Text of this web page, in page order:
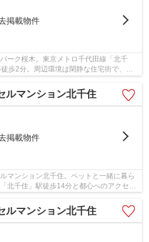
掲載物件
ーク桜木。東京メトロ千代田線「北千
歩2分。周辺環境は閑静な住宅街で、近
するディスカウント...
ルマンション北千住
掲載物件
マンション北千住。ペットと一緒に暮ら
北千住」駅徒歩14分と都心へのアクセス
ルマンション北千住